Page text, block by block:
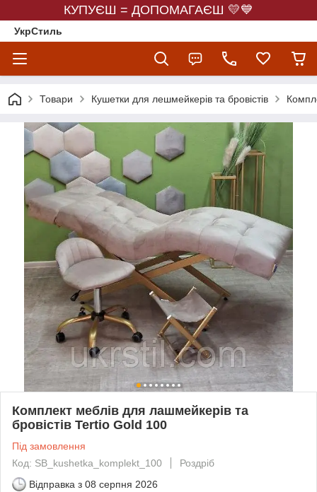
КУПУЄШ = ДОПОМАГАЄШ 💛💙
УкрСтиль
Товари Кушетки для лешмейкерів та бровістів
Комплект меблів для лашмейкерів та
бровістів Tertio Gold 100
Під замовлення
Код: SB_kushetka_komplekt_100
Роздріб
Відправка з 08 серпня 2026